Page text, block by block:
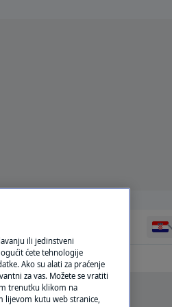
ili jedinstveni
ćete tehnologije
Ako su alati za praćenje
za vas. Možete se vratiti
trenutku klikom na
lijevom kutu web stranice,